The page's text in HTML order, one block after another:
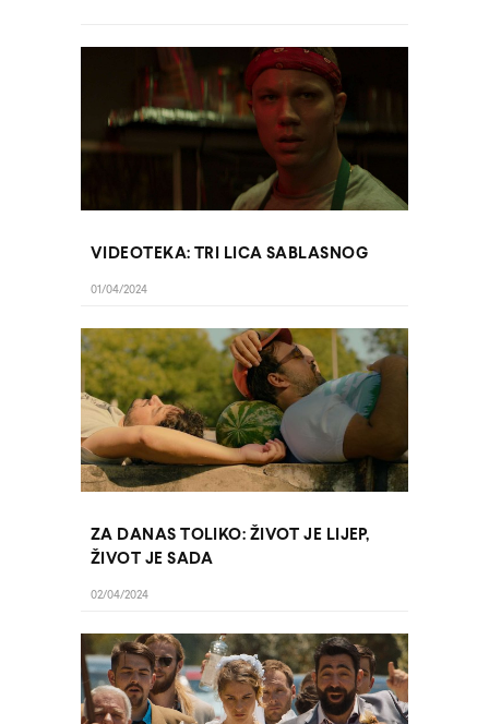
VIDEOTEKA: TRI LICA SABLASNOG
01/04/2024
ZA DANAS TOLIKO: ŽIVOT JE LIJEP,
ŽIVOT JE SADA
02/04/2024